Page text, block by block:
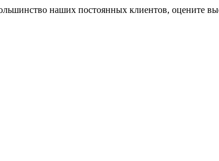
наших постоянных клиентов, оцените